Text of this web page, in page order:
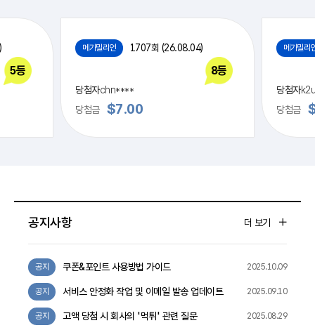
5등
메가밀리언 1707회 (26.08.04)
8등
당첨자chn****
당첨금
$7.00
메가밀리
당첨자
당첨금
공지사항 더 보기
공지 쿠폰&포인트 사용방법 가이드 2025.10.09
공지 서비스 안정화 작업 및 이메일 발송 업데이트 2025.09.10
공지 고액 당첨 시 회사의 '먹튀' 관련 질문 2025.08.29